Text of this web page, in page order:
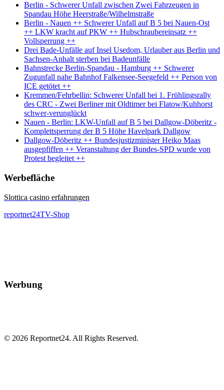
Berlin - Schwerer Unfall zwischen Zwei Fahrzeugen in
Spandau Höhe Heerstraße/Wilhelmstraße
Berlin - Nauen ++ Schwerer Unfall auf B 5 bei Nauen-Ost
++ LKW kracht auf PKW ++ Hubschraubereinsatz ++
Vollsperrung ++
Drei Bade-Unfälle auf Insel Usedom, Urlauber aus Berlin und
Sachsen-Anhalt sterben bei Badeunfälle
Bahnstrecke Berlin-Spandau - Hamburg ++ Schwerer
Zugunfall nahe Bahnhof Falkensee-Seegefeld ++ Person von
ICE getötet ++
Kremmen/Fehrbellin: Schwerer Unfall bei 1. Frühlingsrally
des CRC - Zwei Berliner mit Oldtimer bei Flatow/Kuhhorst
schwer-verunglückt
Nauen - Berlin: LKW-Unfall auf B 5 bei Dallgow-Döberitz -
Komplettsperrung der B 5 Höhe Havelpark Dallgow
Dallgow-Döberitz ++ Bundesjustizminister Heiko Maas
ausgepfiffen ++ Veranstaltung der Bundes-SPD wurde von
Protest begleitet ++
Werbefläche
Slottica casino erfahrungen
reportnet24TV-Shop
Werbung
© 2026 Reportnet24. All Rights Reserved.